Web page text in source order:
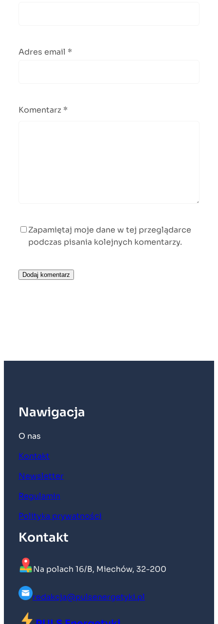
Adres email *
Komentarz *
Zapamiętaj moje dane w tej przeglądarce
podczas pisania kolejnych komentarzy.
Nawigacja
O nas
Kontakt
Newsletter
Regulamin
Polityka prywatności
Kontakt
Na polach 16/B, Miechów, 32-200
redakcja@pulsenergetyki.pl